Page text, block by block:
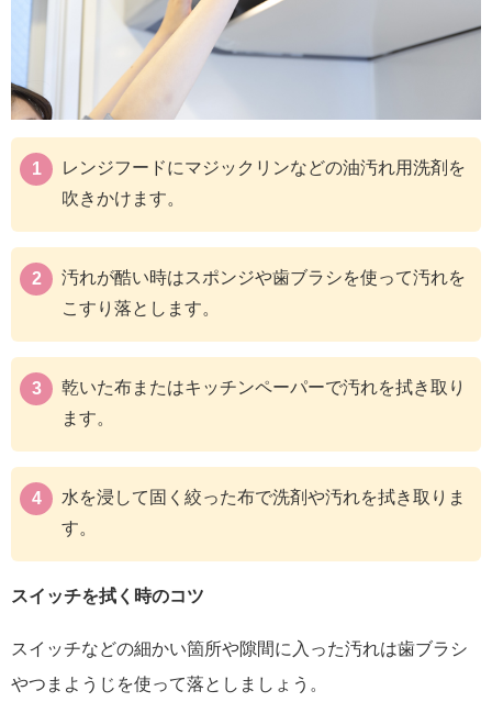
レンジフードにマジックリンなどの油汚れ用洗剤を
吹きかけます。
汚れが酷い時はスポンジや歯ブラシを使って汚れを
こすり落とします。
乾いた布またはキッチンペーパーで汚れを拭き取り
ます。
水を浸して固く絞った布で洗剤や汚れを拭き取りま
す。
スイッチを拭く時のコツ
スイッチなどの細かい箇所や隙間に入った汚れは歯ブラシ
やつまようじを使って落としましょう。